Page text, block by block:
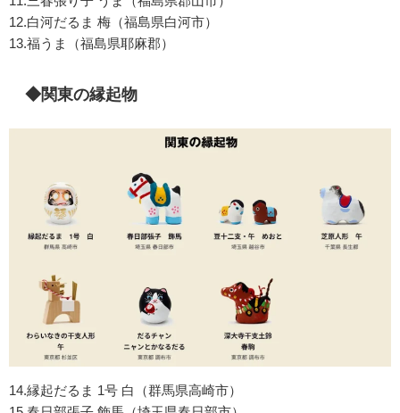
12.白河だるま 梅（福島県白河市）
13.福うま（福島県耶麻郡）
◆関東の縁起物
14.縁起だるま 1号 白（群馬県高崎市）